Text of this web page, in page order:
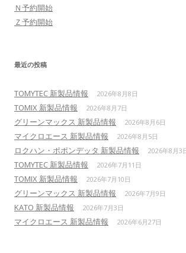
Ｎ予約開始
Ｚ予約開始
最近の投稿
TOMYTEC 新製品情報 2026年8月8日
TOMIX 新製品情報 2026年8月7日
グリーンマックス 新製品情報 2026年8月6日
マイクロエース 新製品情報 2026年8月5日
ロクハン・ポポンデッタ 新製品情報 2026年8月3
TOMYTEC 新製品情報 2026年7月11日
TOMIX 新製品情報 2026年7月10日
グリーンマックス 新製品情報 2026年7月9日
KATO 新製品情報 2026年7月3日
マイクロエース 新製品情報 2026年6月27日